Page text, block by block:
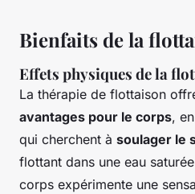
Bienfaits de la
Effets physiques de la
La thérapie de flottaison
avantages pour le corps,
qui cherchent à soulager le
flottant dans une eau
corps expérimente une